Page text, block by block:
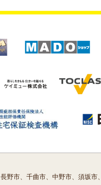
長野市、千曲市、中野市、須坂市、